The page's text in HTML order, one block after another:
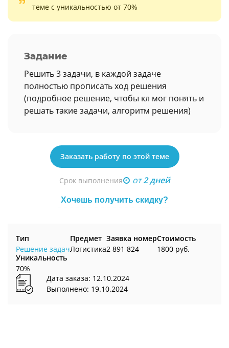
теме с уникальностью от 70%
Задание
Решить 3 задачи, в каждой задаче
полностью прописать ход решения
(подробное решение, чтобы кл мог понять и
решать такие задачи, алгоритм решения)
Заказать работу по этой теме
Срок выполнения от2 дней
Хочешь получить скидку?
Тип
Решение задач
Предмет
Логистика
Заявка номер
2 891 824
Стоимость
1800 руб.
Уникальность
70%
Дата заказа: 12.10.2024
Выполнено: 19.10.2024